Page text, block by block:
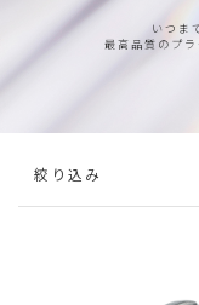
いつま
最高品質のプ
絞り込み